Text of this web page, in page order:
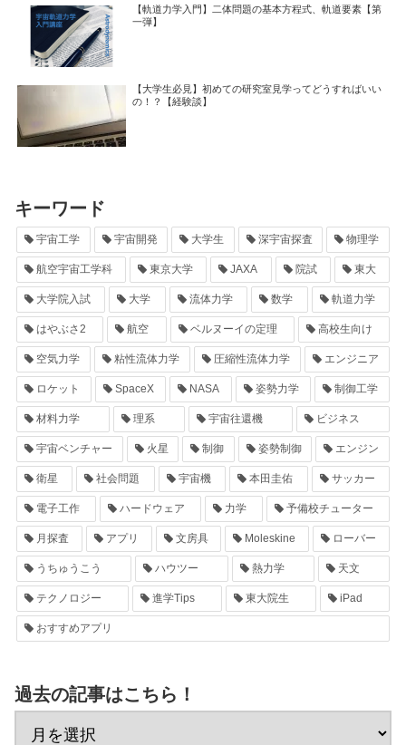
【軌道力学入門】二体問題の基本方程式、軌道要素【第
一弾】
【大学生必見】初めての研究室見学ってどうすればいい
の！？【経験談】
キーワード
宇宙工学 宇宙開発 大学生 深宇宙探査 物理学
航空宇宙工学科 東京大学 JAXA 院試 東大
大学院入試 大学 流体力学 数学 軌道力学
はやぶさ2 航空 ベルヌーイの定理 高校生向け
空気力学 粘性流体力学 圧縮性流体力学 エンジニア
ロケット SpaceX NASA 姿勢力学 制御工学
材料力学 理系 宇宙往還機 ビジネス
宇宙ベンチャー 火星 制御 姿勢制御 エンジン
衛星 社会問題 宇宙機 本田圭佑 サッカー
電子工作 ハードウェア 力学 予備校チューター
月探査 アプリ 文房具 Moleskine ローバー
うちゅうこう ハウツー 熱力学 天文
テクノロジー 進学Tips 東大院生 iPad
おすすめアプリ
過去の記事はこちら！